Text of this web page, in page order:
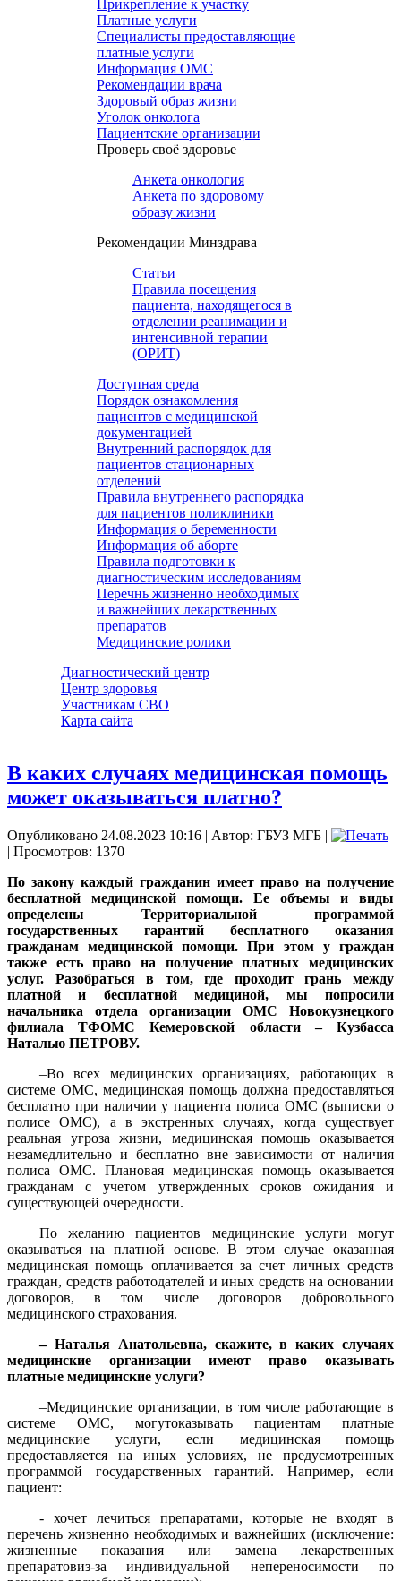
Прикрепление к участку
Платные услуги
Специалисты предоставляющие
платные услуги
Информация ОМС
Рекомендации врача
Здоровый образ жизни
Уголок онколога
Пациентские организации
Проверь своё здоровье
Анкета онкология
Анкета по здоровому
образу жизни
Рекомендации Минздрава
Статьи
Правила посещения
пациента, находящегося в
отделении реанимации и
интенсивной терапии
(ОРИТ)
Доступная среда
Порядок ознакомления
пациентов с медицинской
документацией
Внутренний распорядок для
пациентов стационарных
отделений
Правила внутреннего распорядка
для пациентов поликлиники
Информация о беременности
Информация об аборте
Правила подготовки к
диагностическим исследованиям
Перечнь жизненно необходимых
и важнейших лекарственных
препаратов
Медицинские ролики
Диагностический центр
Центр здоровья
Участникам СВО
Карта сайта
В каких случаях медицинская помощь
может оказываться платно?
Опубликовано 24.08.2023 10:16 | Автор: ГБУЗ МГБ |
| Просмотров: 1370
По закону каждый гражданин имеет право на получение
бесплатной медицинской помощи. Ее объемы и виды
определены Территориальной программой
государственных гарантий бесплатного оказания
гражданам медицинской помощи. При этом у граждан
также есть право на получение платных медицинских
услуг. Разобраться в том, где проходит грань между
платной и бесплатной медициной, мы попросили
начальника отдела организации ОМС Новокузнецкого
филиала ТФОМС Кемеровской области – Кузбасса
Наталью ПЕТРОВУ.
–Во всех медицинских организациях, работающих в
системе ОМС, медицинская помощь должна предоставляться
бесплатно при наличии у пациента полиса ОМС (выписки о
полисе ОМС), а в экстренных случаях, когда существует
реальная угроза жизни, медицинская помощь оказывается
незамедлительно и бесплатно вне зависимости от наличия
полиса ОМС. Плановая медицинская помощь оказывается
гражданам с учетом утвержденных сроков ожидания и
существующей очередности.
По желанию пациентов медицинские услуги могут
оказываться на платной основе. В этом случае оказанная
медицинская помощь оплачивается за счет личных средств
граждан, средств работодателей и иных средств на основании
договоров, в том числе договоров добровольного
медицинского страхования.
– Наталья Анатольевна, скажите, в каких случаях
медицинские организации имеют право оказывать
платные медицинские услуги?
–Медицинские организации, в том числе работающие в
системе ОМС, могутоказывать пациентам платные
медицинские услуги, если медицинская помощь
предоставляется на иных условиях, не предусмотренных
программой государственных гарантий. Например, если
пациент:
- хочет лечиться препаратами, которые не входят в
перечень жизненно необходимых и важнейших (исключение:
жизненные показания или замена лекарственных
препаратовиз-за индивидуальной непереносимости по